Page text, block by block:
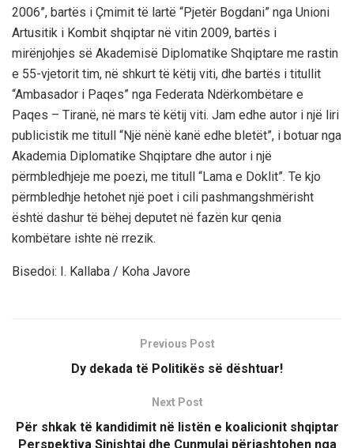
2006”, bartës i Çmimit të lartë “Pjetër Bogdani” nga Unioni
Artusitik i Kombit shqiptar në vitin 2009, bartës i
mirënjohjes së Akademisë Diplomatike Shqiptare me rastin
e 55-vjetorit tim, në shkurt të këtij viti, dhe bartës i titullit
“Ambasador i Paqes” nga Federata Ndërkombëtare e
Paqes – Tiranë, në mars të këtij viti. Jam edhe autor i një liri
publicistik me titull “Një nënë kanë edhe bletët”, i botuar nga
Akademia Diplomatike Shqiptare dhe autor i një
përmbledhjeje me poezi, me titull “Lama e Doklit”. Te kjo
përmbledhje hetohet një poet i cili pashmangshmërisht
është dashur të bëhej deputet në fazën kur qenia
kombëtare ishte në rrezik.
Bisedoi: I. Kallaba / Koha Javore
Previous Post
Dy dekada të Politikës së dështuar!
Next Post
Për shkak të kandidimit në listën e koalicionit shqiptar
Perspektiva Sinishtaj dhe Çunmulaj përjashtohen nga